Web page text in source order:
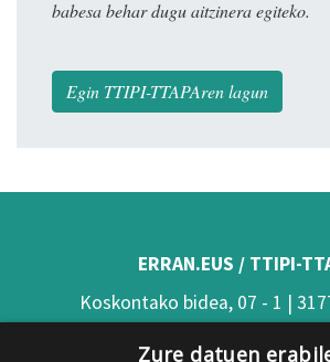
babesa behar dugu aitzinera egiteko.
Egin TTIPI-TTAPAren lagun
ERRAN.EUS / TTIPI-
Koskontako bidea, 07 - 1 |
(Nafarroa)
Zure datuen